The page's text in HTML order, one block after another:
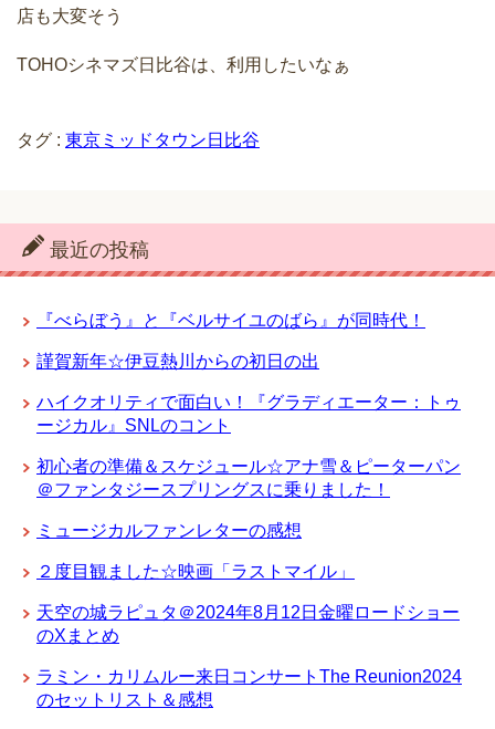
店も大変そう
TOHOシネマズ日比谷は、利用したいなぁ
タグ : 東京ミッドタウン日比谷
最近の投稿
『べらぼう』と『ベルサイユのばら』が同時代！
謹賀新年☆伊豆熱川からの初日の出
ハイクオリティで面白い！『グラディエーター：トゥ
ージカル』SNLのコント
初心者の準備＆スケジュール☆アナ雪＆ピーターパン
＠ファンタジースプリングスに乗りました！
ミュージカルファンレターの感想
２度目観ました☆映画「ラストマイル」
天空の城ラピュタ＠2024年8月12日金曜ロードショー
のXまとめ
ラミン・カリムルー来日コンサートThe Reunion2024
のセットリスト＆感想